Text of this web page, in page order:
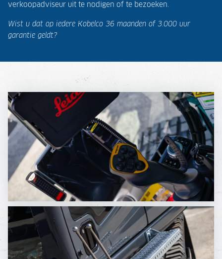
verkoopadviseur uit te nodigen of te bezoeken.
Wist u dat op iedere Kobelco 36 maanden of 3.000 uur
garantie geldt?